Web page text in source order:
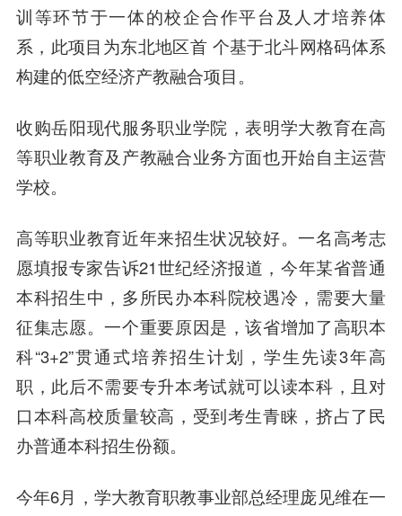
训等环节于一体的校企合作平台及人才培养体
系，此项目为东北地区首 个基于北斗网格码体系
构建的低空经济产教融合项目。
收购岳阳现代服务职业学院，表明学大教育在高
等职业教育及产教融合业务方面也开始自主运营
学校。
高等职业教育近年来招生状况较好。一名高考志
愿填报专家告诉21世纪经济报道，今年某省普通
本科招生中，多所民办本科院校遇冷，需要大量
征集志愿。一个重要原因是，该省增加了高职本
科“3+2”贯通式培养招生计划，学生先读3年高
职，此后不需要专升本考试就可以读本科，且对
口本科高校质量较高，受到考生青睐，挤占了民
办普通本科招生份额。
今年6月，学大教育职教事业部总经理庞见维在一